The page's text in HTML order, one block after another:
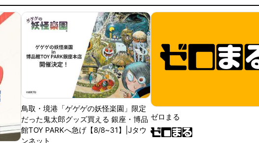
鳥取・境港「ゲゲゲの妖怪楽園」限定
だった鬼太郎グッズ買える 銀座・博品
館TOY PARKへ急げ【8/8~31】|Jタウ
ンネット
ゼロまる